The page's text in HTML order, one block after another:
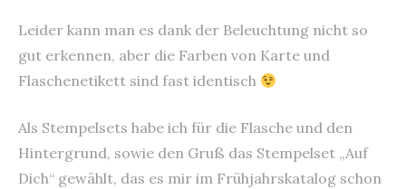
Leider kann man es dank der Beleuchtung nicht so
gut erkennen, aber die Farben von Karte und
Flaschenetikett sind fast identisch
Als Stempelsets habe ich für die Flasche und den
Hintergrund, sowie den Gruß das Stempelset „Auf
Dich“ gewählt, das es mir im Frühjahrskatalog schon